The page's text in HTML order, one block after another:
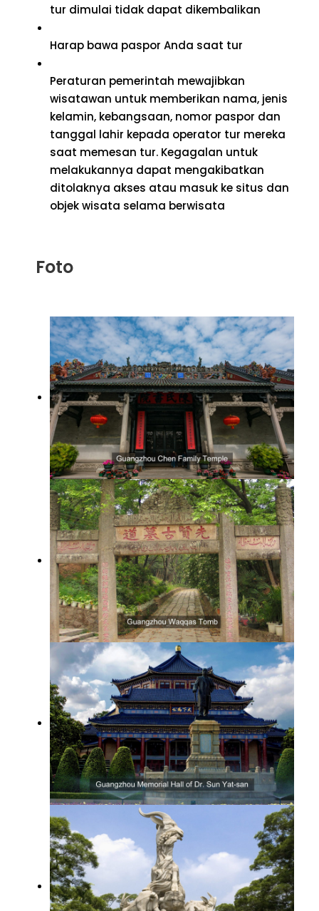
tur dimulai tidak dapat dikembalikan
Harap bawa paspor Anda saat tur
Peraturan pemerintah mewajibkan
wisatawan untuk memberikan nama, jenis
kelamin, kebangsaan, nomor paspor dan
tanggal lahir kepada operator tur mereka
saat memesan tur. Kegagalan untuk
melakukannya dapat mengakibatkan
ditolaknya akses atau masuk ke situs dan
objek wisata selama berwisata
Foto